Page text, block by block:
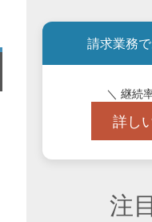
請求業務
＼ 継続
詳し
注